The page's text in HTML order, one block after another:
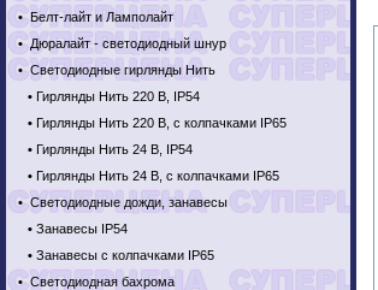
•Белт-лайт и Ламполайт
•Дюралайт - светодиодный шнур
•Светодиодные гирлянды Нить
• Гирлянды Нить 220 В, IP54
• Гирлянды Нить 220 В, с колпачками IP65
• Гирлянды Нить 24 В, IP54
• Гирлянды Нить 24 В, с колпачками IP65
•Светодиодные дожди, занавесы
• Занавесы IP54
• Занавесы с колпачками IP65
•Светодиодная бахрома